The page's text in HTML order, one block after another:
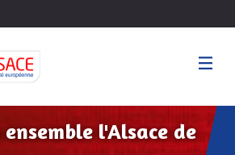
l'Alsace de